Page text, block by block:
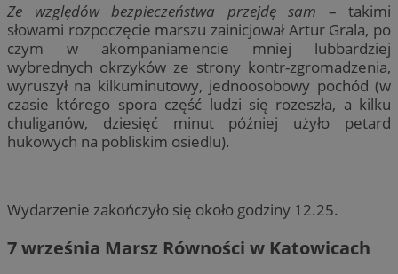
Ze względów bezpieczeństwa przejdę sam – takimi
słowami rozpoczęcie marszu zainicjował Artur Grala, po
czym w akompaniamencie mniej lubbardziej
wybrednych okrzyków ze strony kontr-zgromadzenia,
wyruszył na kilkuminutowy, jednoosobowy pochód (w
czasie którego spora część ludzi się rozeszła, a kilku
chuliganów, dziesięć minut później użyło petard
hukowych na pobliskim osiedlu).
Wydarzenie zakończyło się około godziny 12.25.
7 września Marsz Równości w Katowicach